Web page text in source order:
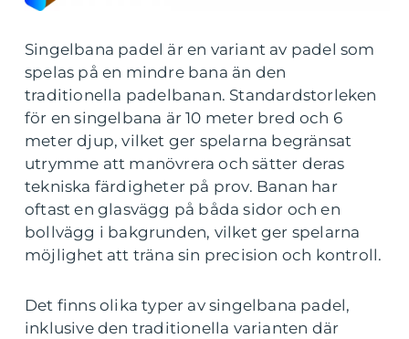
Singelbana padel är en variant av padel som
spelas på en mindre bana än den
traditionella padelbanan. Standardstorleken
för en singelbana är 10 meter bred och 6
meter djup, vilket ger spelarna begränsat
utrymme att manövrera och sätter deras
tekniska färdigheter på prov. Banan har
oftast en glasvägg på båda sidor och en
bollvägg i bakgrunden, vilket ger spelarna
möjlighet att träna sin precision och kontroll.
Det finns olika typer av singelbana padel,
inklusive den traditionella varianten där